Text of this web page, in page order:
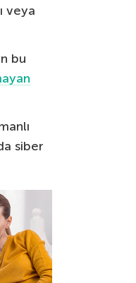
veya
bu
siber